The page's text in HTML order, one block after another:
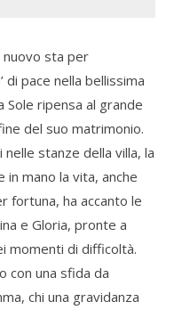
nuovo sta per
di pace nella bellissima
Sole ripensa al grande
del suo matrimonio.
stanze della villa, la
mano la vita, anche
fortuna, ha accanto le
e Gloria, pronte a
momenti di difficoltà.
con una sfida da
chi una gravidanza